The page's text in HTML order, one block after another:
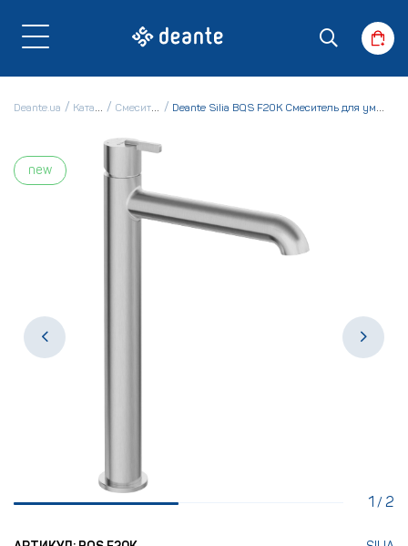
Deante.ua Каталог Смесители Deante Silia BQS F20K Смеситель для умывальника
new
1 /2